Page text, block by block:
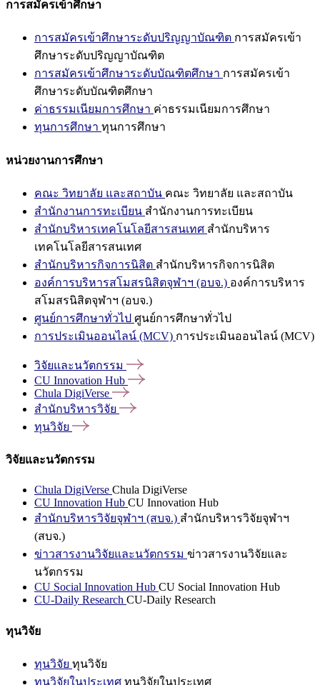
การสมัครเข้าศึกษา
การสมัครเข้าศึกษาระดับปริญญาบัณฑิต การสมัครเข้า
ศึกษาระดับปริญญาบัณฑิต
การสมัครเข้าศึกษาระดับบัณฑิตศึกษา การสมัครเข้า
ศึกษาระดับบัณฑิตศึกษา
ค่าธรรมเนียมการศึกษา ค่าธรรมเนียมการศึกษา
ทุนการศึกษา ทุนการศึกษา
หน่วยงานการศึกษา
คณะ วิทยาลัย และสถาบัน คณะ วิทยาลัย และสถาบัน
สำนักงานการทะเบียน สำนักงานการทะเบียน
สำนักบริหารเทคโนโลยีสารสนเทศ สำนักบริหาร
เทคโนโลยีสารสนเทศ
สำนักบริหารกิจการนิสิต สำนักบริหารกิจการนิสิต
องค์การบริหารสโมสรนิสิตจุฬาฯ (อบจ.) องค์การบริหาร
สโมสรนิสิตจุฬาฯ (อบจ.)
ศูนย์การศึกษาทั่วไป ศูนย์การศึกษาทั่วไป
การประเมินออนไลน์ (MCV) การประเมินออนไลน์ (MCV)
วิจัยและนวัตกรรม
CU Innovation Hub
Chula DigiVerse
สำนักบริหารวิจัย
ทุนวิจัย
วิจัยและนวัตกรรม
Chula DigiVerse Chula DigiVerse
CU Innovation Hub CU Innovation Hub
สำนักบริหารวิจัยจุฬาฯ (สบจ.) สำนักบริหารวิจัยจุฬาฯ
(สบจ.)
ข่าวสารงานวิจัยและนวัตกรรม ข่าวสารงานวิจัยและ
นวัตกรรม
CU Social Innovation Hub CU Social Innovation Hub
CU-Daily Research CU-Daily Research
ทุนวิจัย
ทุนวิจัย ทุนวิจัย
ทุนวิจัยในประเทศ ทุนวิจัยในประเทศ